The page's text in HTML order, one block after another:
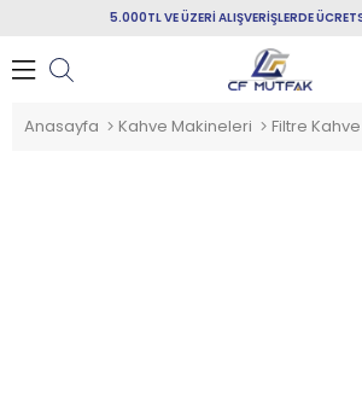
5.000TL VE ÜZERİ ALIŞVERİŞLERDE
Anasayfa Kahve Makineleri Filtre